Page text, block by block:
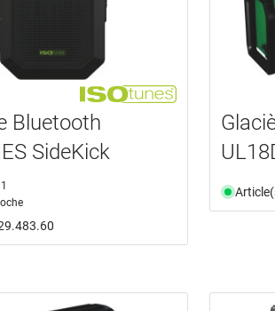
Bluetooth
SideKick
1